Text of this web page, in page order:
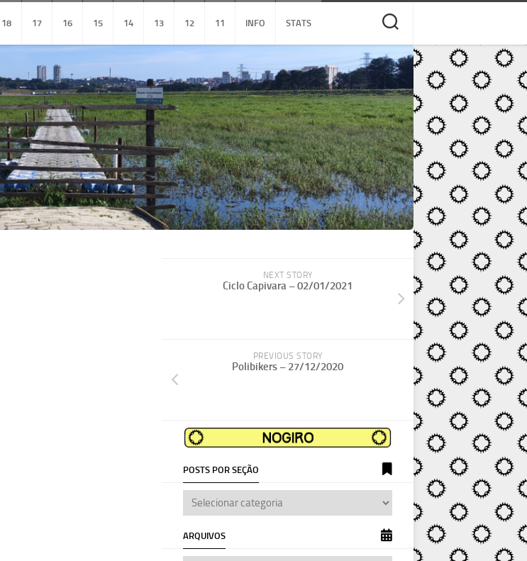
18 17 16 15 14 13 12 11 INFO STATS
NEXT STORY
Ciclo Capivara – 02/01/2021
PREVIOUS STORY
Polibikers – 27/12/2020
POSTS POR SEÇÃO
ARQUIVOS